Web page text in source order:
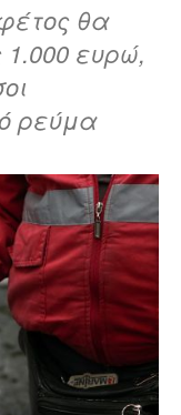
θα
ευρώ,
ρεύμα